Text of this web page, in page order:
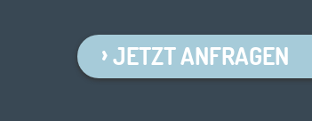
JETZT ANFRAGEN